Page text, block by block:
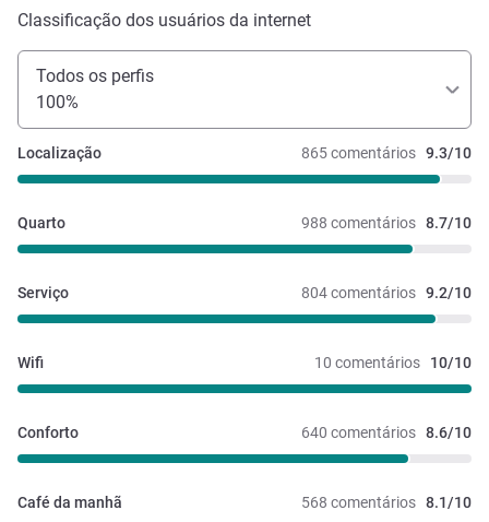
Classificação dos usuários da internet
Todos os perfis
100%
865 comentários 9.3/10
Localização
988 comentários 8.7/10
Quarto
804 comentários 9.2/10
Serviço
10 comentários 10/10
Wifi
640 comentários 8.6/10
Conforto
568 comentários 8.1/10
Café da manhã